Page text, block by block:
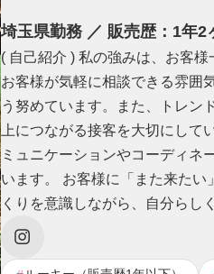
埼玉県勤務 ／ 販売歴：1年2
( 自己紹介 ) 私の強みは、お客
お客様が気軽に相談できる雰囲
う努めています。また、トレン
上につながる接客を大切にして
ミュニケーションやコーディネ
います。 お客様に「また来た
くりを意識しながら、自分らし